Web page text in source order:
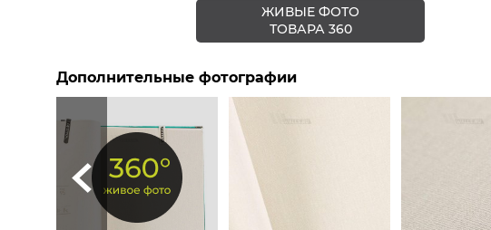
ЖИВЫЕ ФОТО
ТОВАРА 360
Дополнительные фотографии